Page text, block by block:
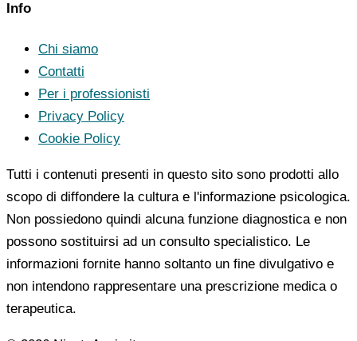
Info
Chi siamo
Contatti
Per i professionisti
Privacy Policy
Cookie Policy
Tutti i contenuti presenti in questo sito sono prodotti allo
scopo di diffondere la cultura e l'informazione psicologica.
Non possiedono quindi alcuna funzione diagnostica e non
possono sostituirsi ad un consulto specialistico. Le
informazioni fornite hanno soltanto un fine divulgativo e
non intendono rappresentare una prescrizione medica o
terapeutica.